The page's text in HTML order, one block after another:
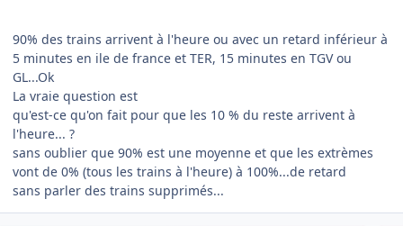
90% des trains arrivent à l'heure ou avec un retard inférieur à
5 minutes en ile de france et TER, 15 minutes en TGV ou
GL...Ok
La vraie question est
qu'est-ce qu'on fait pour que les 10 % du reste arrivent à
l'heure... ?
sans oublier que 90% est une moyenne et que les extrèmes
vont de 0% (tous les trains à l'heure) à 100%...de retard
sans parler des trains supprimés...